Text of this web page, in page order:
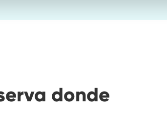
donde